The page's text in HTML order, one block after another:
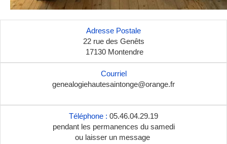
Adresse Postale
22 rue des Genêts
17130 Montendre
Courriel
genealogiehautesaintonge@orange.fr
Téléphone : 05.46.04.29.19
pendant les permanences du samedi
ou laisser un message